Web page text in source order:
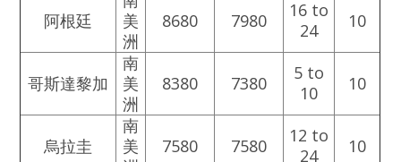
阿根廷
美
洲
8680 7980
16 to
24
10
哥斯達黎加
南
美
洲
8380 7380
5 to
10
10
烏拉圭
南
美
7580 7580
12 to
24
10